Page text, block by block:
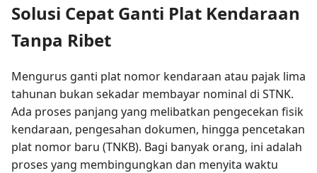
Solusi Cepat Ganti Plat Kendaraan
Tanpa Ribet
Mengurus ganti plat nomor kendaraan atau pajak lima
tahunan bukan sekadar membayar nominal di STNK.
Ada proses panjang yang melibatkan pengecekan fisik
kendaraan, pengesahan dokumen, hingga pencetakan
plat nomor baru (TNKB). Bagi banyak orang, ini adalah
proses yang membingungkan dan menyita waktu